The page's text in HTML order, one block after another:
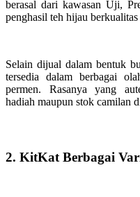
berasal dari kawasan Uji,
penghasil teh hijau
Selain dijual dalam bentuk
tersedia dalam berbagai
permen. Rasanya yang
hadiah maupun stok camilan
2. KitKat Berbagai